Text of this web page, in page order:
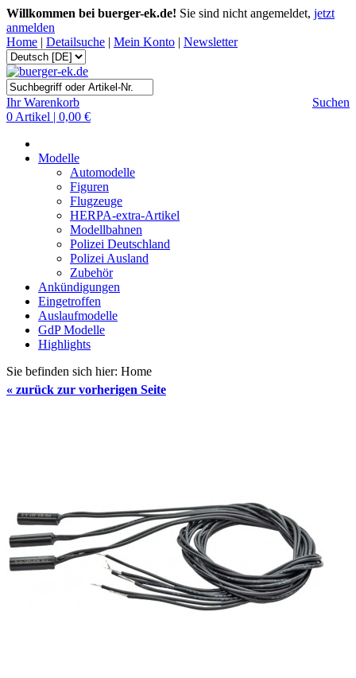
Willkommen bei buerger-ek.de! Sie sind nicht angemeldet, jetzt
anmelden
Home | Detailsuche | Mein Konto | Newsletter
Suchen
Ihr Warenkorb
0 Artikel | 0,00 €
Modelle
Automodelle
Figuren
Flugzeuge
HERPA-extra-Artikel
Modellbahnen
Polizei Deutschland
Polizei Ausland
Zubehör
Ankündigungen
Eingetroffen
Auslaufmodelle
GdP Modelle
Highlights
Sie befinden sich hier: Home
« zurück zur vorherigen Seite